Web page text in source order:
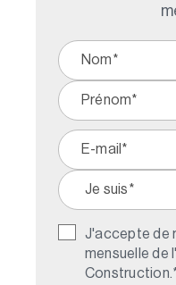
J'accepte de
mensuelle de
Construction.